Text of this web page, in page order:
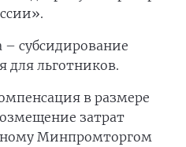
субсидирование
для льготников.
в размере
затрат
Минпромторгом